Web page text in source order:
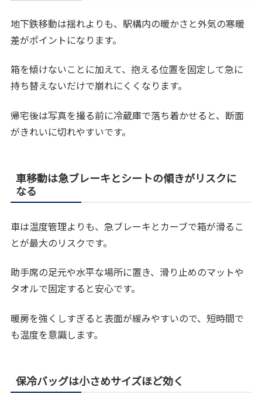
地下鉄移動は揺れよりも、駅構内の暖かさと外気の寒暖
差がポイントになります。
箱を傾けないことに加えて、抱える位置を固定して急に
持ち替えないだけで崩れにくくなります。
帰宅後は写真を撮る前に冷蔵庫で落ち着かせると、断面
がきれいに切れやすいです。
車移動は急ブレーキとシートの傾きがリスクに
なる
車は温度管理よりも、急ブレーキとカーブで箱が滑るこ
とが最大のリスクです。
助手席の足元や水平な場所に置き、滑り止めのマットや
タオルで固定すると安心です。
暖房を強くしすぎると表面が緩みやすいので、短時間で
も温度を意識します。
保冷バッグは小さめサイズほど効く